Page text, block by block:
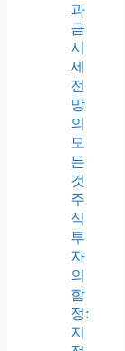
과
금
시
세
전
망
의
모
든
것
주
식
투
자
의
함
정:
지